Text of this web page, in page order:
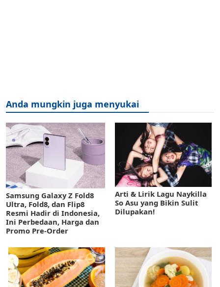
Anda mungkin juga menyukai
Samsung Galaxy Z Fold8
Ultra, Fold8, dan Flip8
Resmi Hadir di Indonesia,
Ini Perbedaan, Harga dan
Promo Pre-Order
Arti & Lirik Lagu Naykilla
So Asu yang Bikin Sulit
Dilupakan!